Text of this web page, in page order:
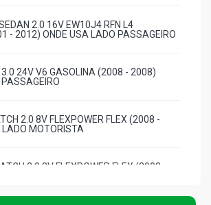
2.0 16V EW10J4 RFN L4
- 2012) ONDE USA LADO PASSAGEIRO
24V V6 GASOLINA (2008 - 2008)
2.0 8V FLEXPOWER FLEX (2008 -
MOTORISTA
2.0 8V FLEXPOWER FLEX (2008 -